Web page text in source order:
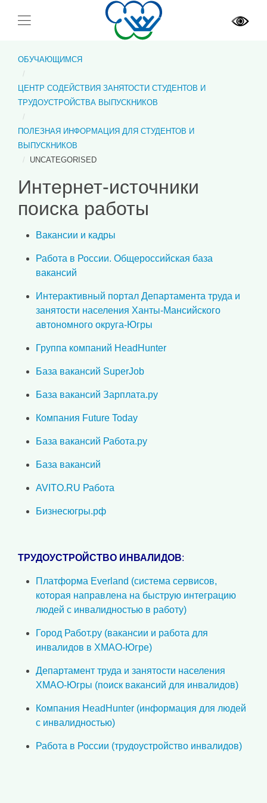
ОБУЧАЮЩИМСЯ
ЦЕНТР СОДЕЙСТВИЯ ЗАНЯТОСТИ СТУДЕНТОВ И
ТРУДОУСТРОЙСТВА ВЫПУСКНИКОВ
ПОЛЕЗНАЯ ИНФОРМАЦИЯ ДЛЯ СТУДЕНТОВ И
ВЫПУСКНИКОВ
UNCATEGORISED
Интернет-источники
поиска работы
Вакансии и кадры
Работа в России. Общероссийская база
вакансий
Интерактивный портал Департамента труда и
занятости населения Ханты-Мансийского
автономного округа-Югры
Группа компаний HeadHunter
База вакансий SuperJob
База вакансий Зарплата.ру
Компания Future Today
База вакансий Работа.ру
База вакансий
AVITO.RU Работа
Бизнесюгры.рф
ТРУДОУСТРОЙСТВО ИНВАЛИДОВ:
Платформа Everland (система сервисов,
которая направлена на быструю интеграцию
людей с инвалидностью в работу)
Город Работ.ру (вакансии и работа для
инвалидов в ХМАО-Югре)
Департамент труда и занятости населения
ХМАО-Югры (поиск вакансий для инвалидов)
Компания HeadHunter (информация для людей
с инвалидностью)
Работа в России (трудоустройство инвалидов)